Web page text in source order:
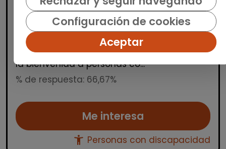
INTEGRANDES.ORG | España(Madrid)
Estamos buscando una persona para un
puesto de manipulados en nuestro Centro
Especial de Empleo. Trabajo a turnos en
horario de mañana, tarde y noche. Damos
la bienvenida a personas co...
% de respuesta: 66,67%
Me interesa
accessibility_new Personas con discapacidad
Configuración de cookies
Aceptar